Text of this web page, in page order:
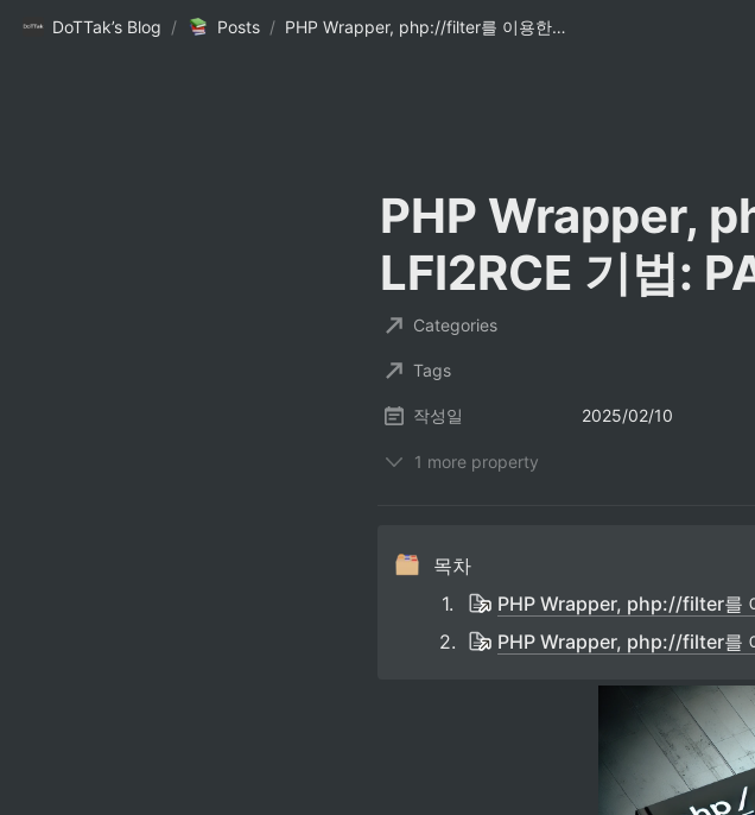
DoTTak’s Blog / Posts / PHP Wrapper, php://filter를 이용한 LFI2RCE 기법: PART 2
PHP Wrapper,
LFI2RCE 기법:
Categories
Tags
작성일 2025/02/10
1 more property
목차
1.
PHP Wrapper, php://filter를
2. PHP Wrapper, php://filter를